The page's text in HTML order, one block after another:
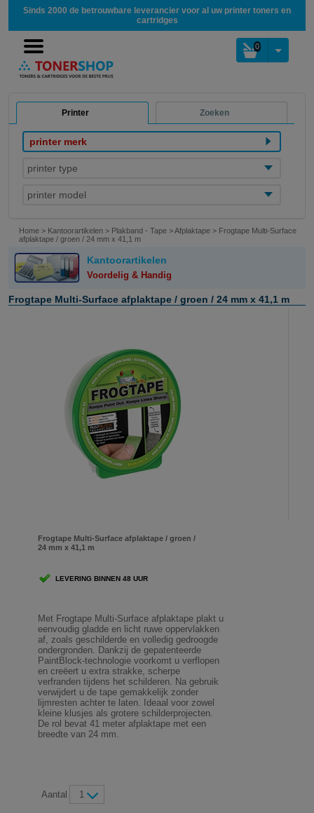
Sinds 2000 de betrouwbare leverancier voor al uw printer toners en
cartridges
0
Printer Zoeken
printer merk
printer type
printer model
Home > Kantoorartikelen > Plakband - Tape >Afplaktape > Frogtape Multi-Surface
afplaktape / groen / 24 mm x 41,1 m
Kantoorartikelen
Voordelig & Handig
Frogtape Multi-Surface afplaktape / groen / 24 mm x 41,1 m
Frogtape Multi-Surface afplaktape / groen /
24 mm x 41,1 m
LEVERING BINNEN 48 UUR
Met Frogtape Multi-Surface afplaktape plakt u
eenvoudig gladde en licht ruwe oppervlakken
af, zoals geschilderde en volledig gedroogde
ondergronden. Dankzij de gepatenteerde
PaintBlock-technologie voorkomt u verflopen
en creëert u extra strakke, scherpe
verfranden tijdens het schilderen. Na gebruik
verwijdert u de tape gemakkelijk zonder
lijmresten achter te laten. Ideaal voor zowel
kleine klusjes als grotere schilderprojecten.
De rol bevat 41 meter afplaktape met een
breedte van 24 mm.
Aantal 1